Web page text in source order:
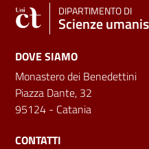
DIPARTIMENTO DI
Scienze
DOVE SIAMO
Monastero dei Benedettini
Piazza Dante, 32
95124 - Catania
CONTATTI